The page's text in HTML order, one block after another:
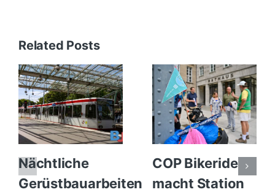
Related Posts
Nächtliche
Gerüstbauarbeiten
COP Bikeride
macht Station